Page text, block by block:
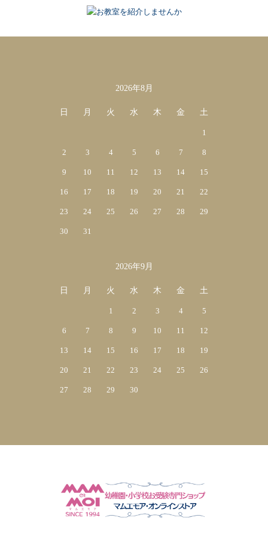
2026年8月
日 月 火 水 木 金 土
1
2 3 4 5 6 7 8
9 10 11 12 13 14 15
16 17 18 19 20 21 22
23 24 25 26 27 28 29
30 31
2026年9月
日 月 火 水 木 金 土
1 2 3 4 5
6 7 8 9 10 11 12
13 14 15 16 17 18 19
20 21 22 23 24 25 26
27 28 29 30